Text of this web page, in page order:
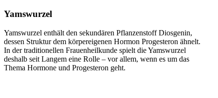
Yamswurzel
Yamswurzel enthält den sekundären Pflanzenstoff Diosgenin,
dessen Struktur dem körpereigenen Hormon Progesteron ähnelt.
In der traditionellen Frauenheilkunde spielt die Yamswurzel
deshalb seit Langem eine Rolle – vor allem, wenn es um das
Thema Hormone und Progesteron geht.